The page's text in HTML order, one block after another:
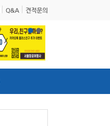
Q&A 견적문의